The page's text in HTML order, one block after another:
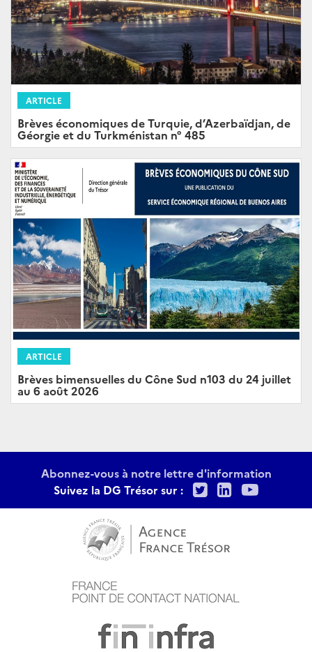
ARTICLE
Brèves économiques de Turquie, d’Azerbaïdjan, de
Géorgie et du Turkménistan n° 485
ARTICLE
Brèves bimensuelles du Cône Sud n103 du 24 juillet
au 6 août 2026
Abonnez-vous à notre lettre d'information
Suivez la DG Trésor sur :
TwitterLinkedIn